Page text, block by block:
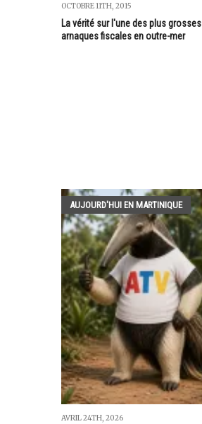
OCTOBRE 11TH, 2015
La vérité sur l'une des plus grosses
arnaques fiscales en outre-mer
AUJOURD'HUI EN MARTINIQUE
AVRIL 24TH, 2026